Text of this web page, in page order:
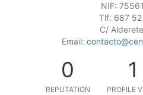
NIF:
Tlf: 687
C/
Email:
0
REPUTATION
1
PROFILE